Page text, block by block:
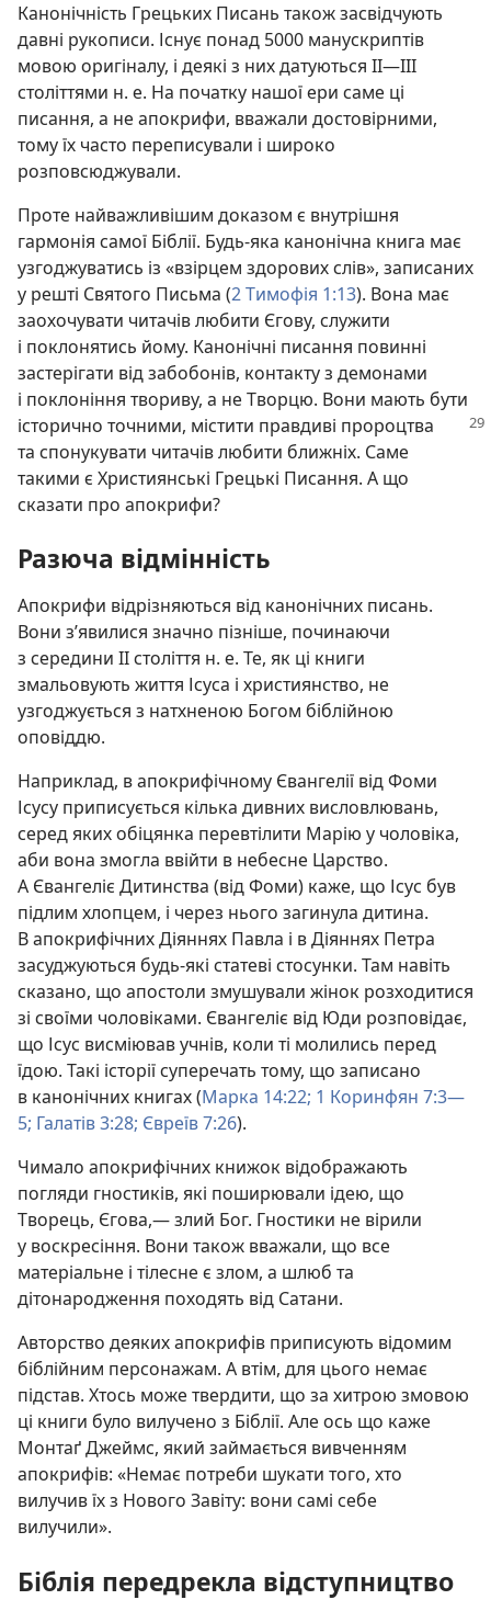
Канонічність Грецьких Писань також засвідчують
давні рукописи. Існує понад 5000 манускриптів
мовою оригіналу, і деякі з них датуються II—III
століттями н. е. На початку нашої ери саме ці
писання, а не апокрифи, вважали достовірними,
тому їх часто переписували і широко
розповсюджували.
Проте найважливішим доказом є внутрішня
гармонія самої Біблії. Будь-яка канонічна книга має
узгоджуватись із «взірцем здорових слів», записаних
у решті Святого Письма (2 Тимофія 1:13). Вона має
заохочувати читачів любити Єгову, служити
і поклонятись йому. Канонічні писання повинні
застерігати від забобонів, контакту з демонами
і поклоніння твориву, а не Творцю. Вони мають бути
історично точними, містити правдиві пророцтва
та спонукувати читачів любити ближніх. Саме
такими є Християнські Грецькі Писання. А що
сказати про апокрифи?
Разюча відмінність
Апокрифи відрізняються від канонічних писань.
Вони з’явилися значно пізніше, починаючи
з середини II століття н. е. Те, як ці книги
змальовують життя Ісуса і християнство, не
узгоджується з натхненою Богом біблійною
оповіддю.
Наприклад, в апокрифічному Євангелії від Фоми
Ісусу приписується кілька дивних висловлювань,
серед яких обіцянка перевтілити Марію у чоловіка,
аби вона змогла ввійти в небесне Царство.
А Євангеліє Дитинства (від Фоми) каже, що Ісус був
підлим хлопцем, і через нього загинула дитина.
В апокрифічних Діяннях Павла і в Діяннях Петра
засуджуються будь-які статеві стосунки. Там навіть
сказано, що апостоли змушували жінок розходитися
зі своїми чоловіками. Євангеліє від Юди розповідає,
що Ісус висміював учнів, коли ті молились перед
їдою. Такі історії суперечать тому, що записано
в канонічних книгах (Марка 14:22; 1 Коринфян 7:3—
5; Галатів 3:28; Євреїв 7:26).
Чимало апокрифічних книжок відображають
погляди гностиків, які поширювали ідею, що
Творець, Єгова,— злий Бог. Гностики не вірили
у воскресіння. Вони також вважали, що все
матеріальне і тілесне є злом, а шлюб та
дітонародження походять від Сатани.
Авторство деяких апокрифів приписують відомим
біблійним персонажам. А втім, для цього немає
підстав. Хтось може твердити, що за хитрою змовою
ці книги було вилучено з Біблії. Але ось що каже
Монтаґ Джеймс, який займається вивченням
апокрифів: «Немає потреби шукати того, хто
вилучив їх з Нового Завіту: вони самі себе
вилучили».
Біблія передрекла відступництво